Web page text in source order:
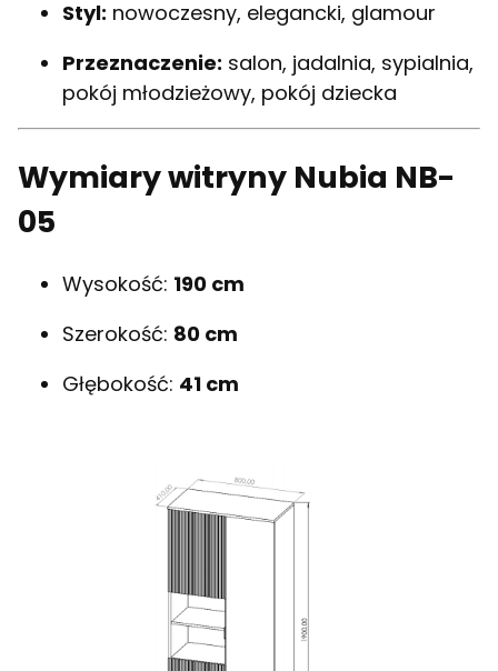
Styl: nowoczesny, elegancki, glamour
Przeznaczenie: salon, jadalnia, sypialnia,
pokój młodzieżowy, pokój dziecka
Wymiary witryny Nubia NB-
05
Wysokość: 190 cm
Szerokość: 80 cm
Głębokość: 41 cm